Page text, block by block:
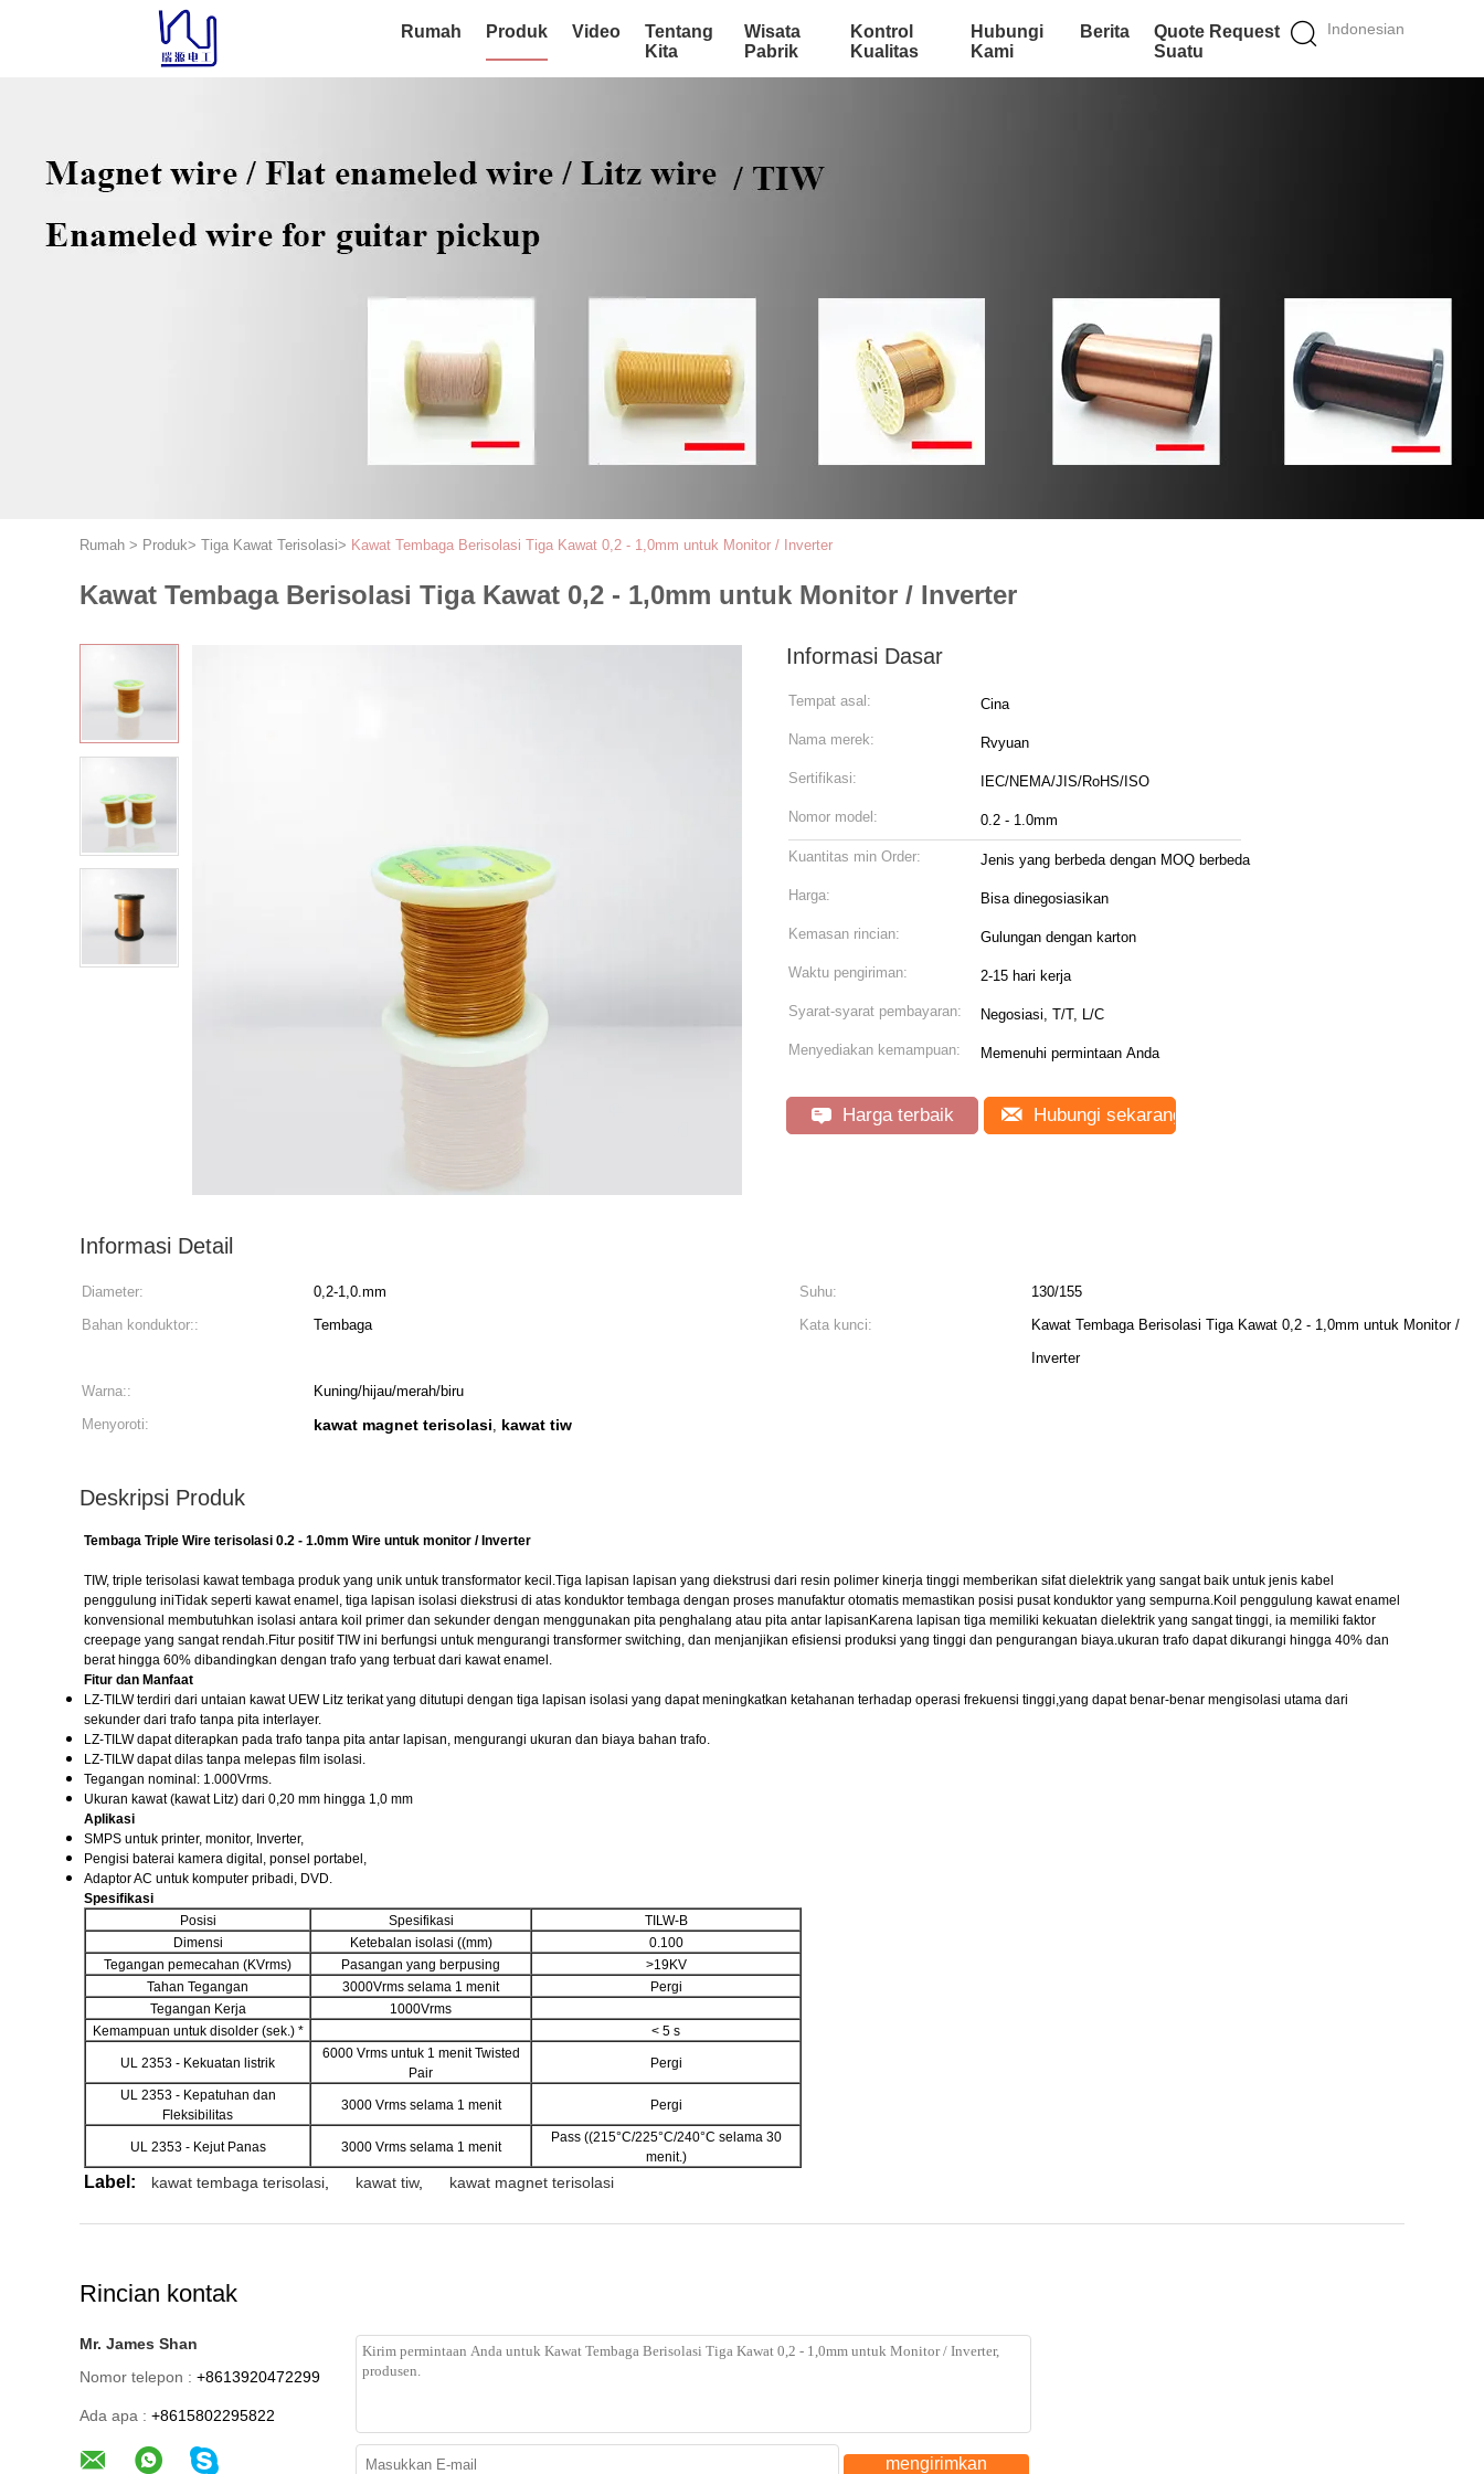
Indonesian
Rumah Produk Video
Tentang
Kita
Wisata
Pabrik
Kontrol
Kualitas
Hubungi
Kami
Berita
Quote Request
Suatu
Rumah > Produk> Tiga Kawat Terisolasi> Kawat Tembaga Berisolasi Tiga Kawat 0,2 - 1,0mm untuk Monitor / Inverter
Kawat Tembaga Berisolasi Tiga Kawat 0,2 - 1,0mm untuk Monitor / Inverter
Informasi Dasar
Tempat asal: Cina
Nama merek: Rvyuan
Sertifikasi: IEC/NEMA/JIS/RoHS/ISO
Nomor model: 0.2 - 1.0mm
Kuantitas min Order: Jenis yang berbeda dengan MOQ berbeda
Harga: Bisa dinegosiasikan
Kemasan rincian: Gulungan dengan karton
Waktu pengiriman: 2-15 hari kerja
Syarat-syarat pembayaran: Negosiasi, T/T, L/C
Menyediakan kemampuan: Memenuhi permintaan Anda
Harga terbaik Hubungi sekarang
Informasi Detail
Diameter: 0,2-1,0.mm Suhu:
130/155
Bahan konduktor::
Tembaga Kata kunci:
Kawat Tembaga Berisolasi Tiga Kawat 0,2 - 1,0mm untuk Monitor /
Inverter
Warna::
Kuning/hijau/merah/biru
Menyoroti:
kawat magnet terisolasi, kawat tiw
Deskripsi Produk
Tembaga Triple Wire terisolasi 0.2 - 1.0mm Wire untuk monitor / Inverter
TIW, triple terisolasi kawat tembaga produk yang unik untuk transformator kecil.Tiga lapisan lapisan yang diekstrusi dari resin polimer kinerja tinggi memberikan sifat dielektrik yang sangat baik untuk jenis kabel
penggulung iniTidak seperti kawat enamel, tiga lapisan isolasi diekstrusi di atas konduktor tembaga dengan proses manufaktur otomatis memastikan posisi pusat konduktor yang sempurna.Koil penggulung kawat enamel
konvensional membutuhkan isolasi antara koil primer dan sekunder dengan menggunakan pita penghalang atau pita antar lapisanKarena lapisan tiga memiliki kekuatan dielektrik yang sangat tinggi, ia memiliki faktor
creepage yang sangat rendah.Fitur positif TIW ini berfungsi untuk mengurangi transformer switching, dan menjanjikan efisiensi produksi yang tinggi dan pengurangan biaya.ukuran trafo dapat dikurangi hingga 40% dan
berat hingga 60% dibandingkan dengan trafo yang terbuat dari kawat enamel.
Fitur dan Manfaat
LZ-TILW terdiri dari untaian kawat UEW Litz terikat yang ditutupi dengan tiga lapisan isolasi yang dapat meningkatkan ketahanan terhadap operasi frekuensi tinggi,yang dapat benar-benar mengisolasi utama dari
sekunder dari trafo tanpa pita interlayer.
LZ-TILW dapat diterapkan pada trafo tanpa pita antar lapisan, mengurangi ukuran dan biaya bahan trafo.
LZ-TILW dapat dilas tanpa melepas film isolasi.
Tegangan nominal: 1.000Vrms.
Ukuran kawat (kawat Litz) dari 0,20 mm hingga 1,0 mm
Aplikasi
SMPS untuk printer, monitor, Inverter,
Pengisi baterai kamera digital, ponsel portabel,
Adaptor AC untuk komputer pribadi, DVD.
Spesifikasi
Posisi
Spesifikasi
TILW-B
Dimensi
Ketebalan isolasi ((mm)
0.100
Tegangan pemecahan (KVrms)
Pasangan yang berpusing
>19KV
Tahan Tegangan
3000Vrms selama 1 menit
Pergi
Tegangan Kerja
1000Vrms
Kemampuan untuk disolder (sek.) *
< 5 s
UL 2353 - Kekuatan listrik
6000 Vrms untuk 1 menit Twisted
Pair
Pergi
UL 2353 - Kepatuhan dan
Fleksibilitas
3000 Vrms selama 1 menit Pergi
UL 2353 - Kejut Panas 3000 Vrms selama 1 menit
Pass ((215°C/225°C/240°C selama 30
menit.)
Label: kawat tembaga terisolasi kawat tiw, kawat magnet terisolasi
Rincian kontak
Mr. James Shan
Nomor telepon : +8613920472299
Ada apa : +8615802295822
mengirimkan